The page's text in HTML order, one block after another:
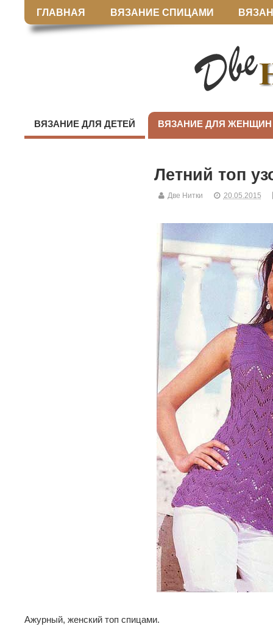
ГЛАВНАЯ ВЯЗАНИЕ СПИЦАМИ
ВЯЗАНИЕ ДЛЯ ДЕТЕЙ ВЯЗАНИЕ ДЛЯ ЖЕНЩИН
Летний топ
Две Нитки 20.05.2015
Ажурный, женский топ спицами.